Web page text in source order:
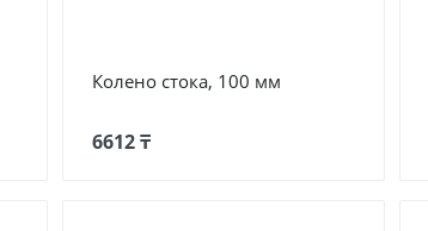
Колено стока, 100 мм
6612 ₸